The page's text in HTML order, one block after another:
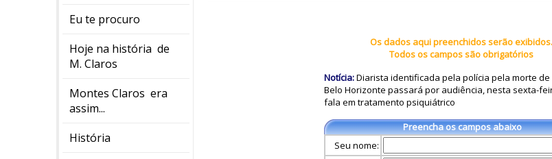
Eu te procuro
Hoje na história de
M. Claros
Montes Claros era
assim...
História
Os dados aqui preenchidos serão exibidos.
Todos os campos são obrigatórios
Notícia:Diarista identificada pela polícia pela morte de
Belo Horizonte passará por audiência, nesta sexta-
fala em tratamento psiquiátrico
Preencha os campos abaixo
Seu nome: